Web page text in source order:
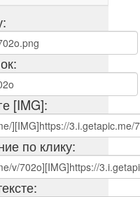
[IMG]:
по клику: